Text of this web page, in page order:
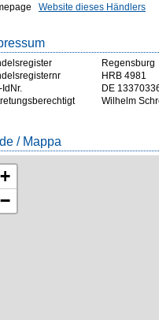
Website dieses Händlers
Regensburg
HRB 4981
IdNr.
DE
Wilhelm
/ Mappa
+
−